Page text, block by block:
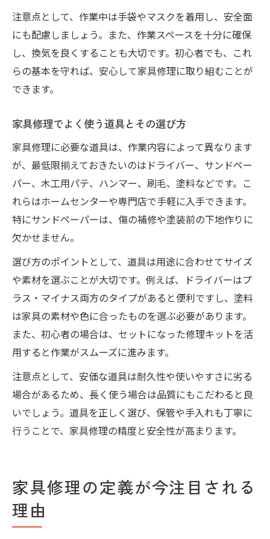
注意点として、作業中は手袋やマスクを着用し、安全面
にも配慮しましょう。また、作業スペースを十分に確保
し、換気を良くすることも大切です。初心者でも、これ
らの基本を守れば、安心して家具修理に取り組むことが
できます。
家具修理でよく使う道具とその選び方
家具修理に必要な道具は、作業内容によって異なります
が、最低限揃えておきたいのはドライバー、サンドペー
パー、木工用パテ、ハンマー、刷毛、塗料などです。こ
れらはホームセンターや専門店で手軽に入手できます。
特にサンドペーパーは、傷の補修や塗装前の下地作りに
欠かせません。
選び方のポイントとして、道具は用途に合わせてサイズ
や素材を選ぶことが大切です。例えば、ドライバーはプ
ラス・マイナス両方のタイプがあると便利ですし、塗料
は家具の素材や色に合ったものを選ぶ必要があります。
また、初心者の場合は、セットになった修理キットを活
用すると作業がスムーズに進みます。
注意点として、安価な道具は耐久性や使いやすさに劣る
場合があるため、長く使う場合は品質にもこだわると良
いでしょう。道具を正しく選び、保管や手入れも丁寧に
行うことで、家具修理の精度と安全性が高まります。
家具修理の定義が今注目される
理由